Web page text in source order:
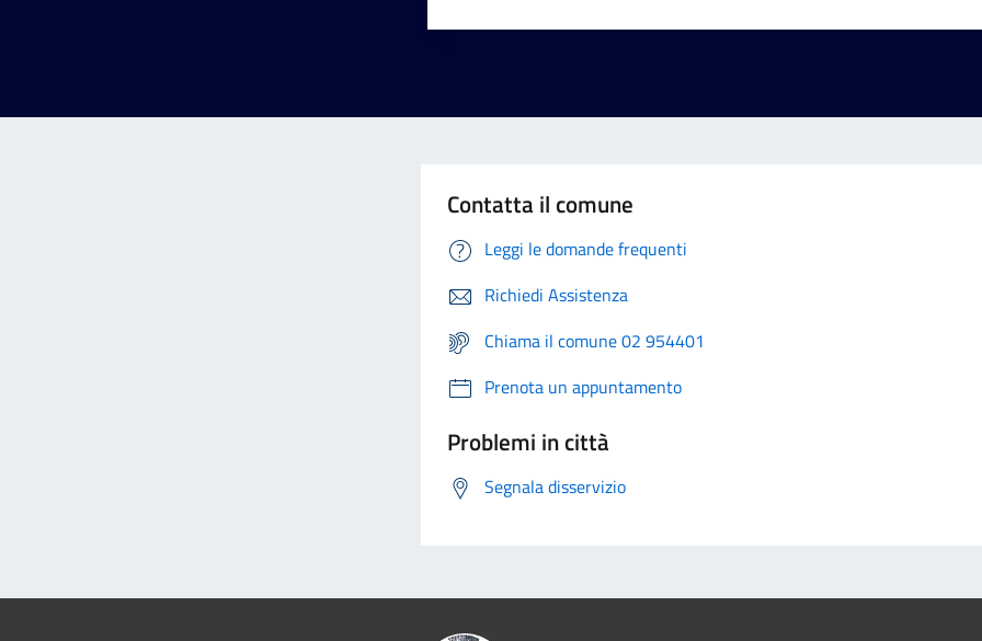
Contatta il comune
Leggi le domande frequenti
Richiedi Assistenza
Chiama il comune 02 954401
Prenota un appuntamento
Problemi in città
Segnala disservizio